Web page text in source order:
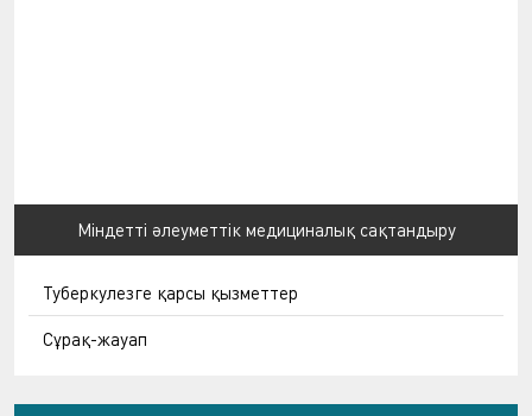
Міндетті әлеуметтік медициналық сақтандыру
Туберкулезге қарсы қызметтер
Сұрақ-жауап